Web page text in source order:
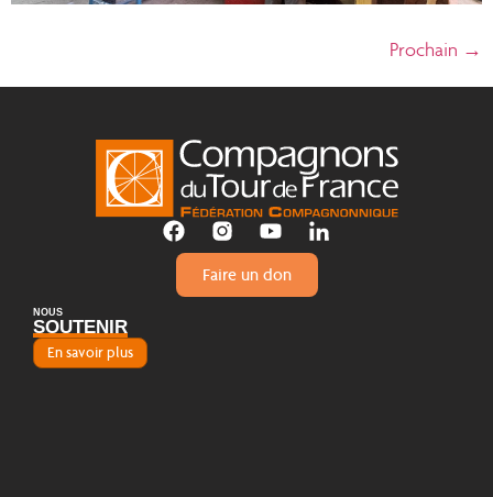
Prochain →
Faire un don
NOUS
SOUTENIR
En savoir plus